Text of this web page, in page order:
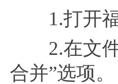
1.打开福
2.在文件
合并”选项。